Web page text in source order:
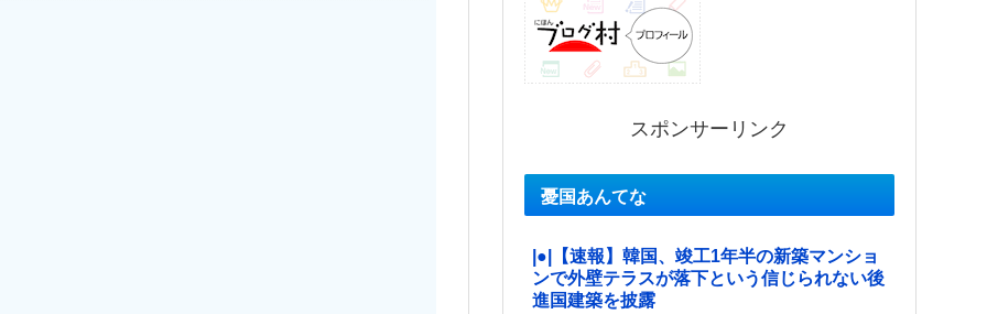
スポンサーリンク
憂国あんてな
|●|【速報】韓国、竣工1年半の新築マンショ
ンで外壁テラスが落下という信じられない後
進国建築を披露